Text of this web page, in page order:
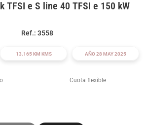
TFSI e S line 40 TFSI e 150 kW
Ref.: 3558
13.165 KM KMS AÑO 28 MAY 2025
Cuota flexible